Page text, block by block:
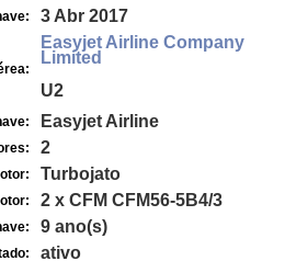
3 Abr 2017
Easyjet Airline Company
Limited
U2
Easyjet Airline
2
Turbojato
2 x CFM CFM56-5B4/3
9 ano(s)
ativo